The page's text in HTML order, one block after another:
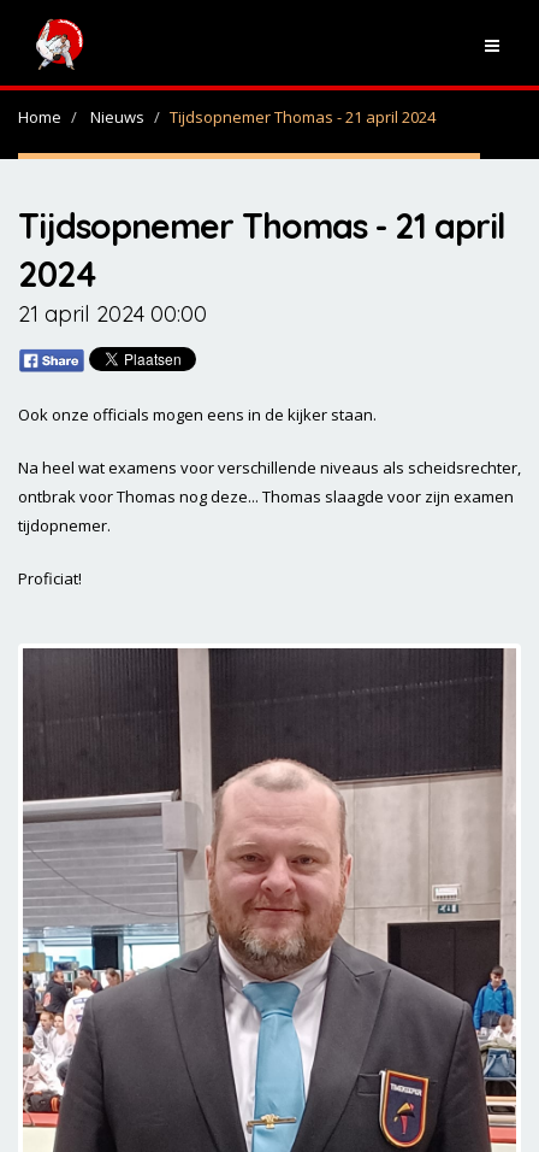
Home Nieuws Tijdsopnemer Thomas - 21 april 2024
Tijdsopnemer Thomas - 21 april
2024
21 april 2024 00:00
Ook onze officials mogen eens in de kijker staan.
Na heel wat examens voor verschillende niveaus als scheidsrechter,
ontbrak voor Thomas nog deze... Thomas slaagde voor zijn examen
tijdopnemer.
Proficiat!